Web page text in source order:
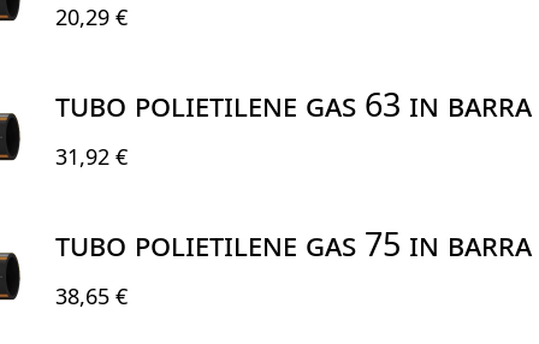
20,29 €
TUBO POLIETILENE GAS 63 IN
31,92 €
TUBO POLIETILENE GAS 75 IN
38,65 €